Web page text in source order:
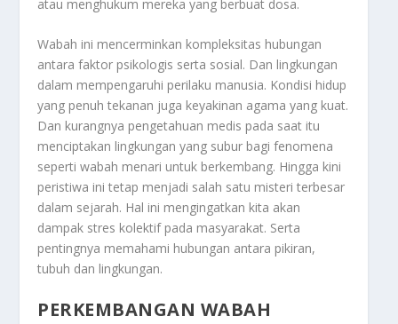
atau menghukum mereka yang berbuat dosa.
Wabah ini mencerminkan kompleksitas hubungan
antara faktor psikologis serta sosial. Dan lingkungan
dalam mempengaruhi perilaku manusia. Kondisi hidup
yang penuh tekanan juga keyakinan agama yang kuat.
Dan kurangnya pengetahuan medis pada saat itu
menciptakan lingkungan yang subur bagi fenomena
seperti wabah menari untuk berkembang. Hingga kini
peristiwa ini tetap menjadi salah satu misteri terbesar
dalam sejarah. Hal ini mengingatkan kita akan
dampak stres kolektif pada masyarakat. Serta
pentingnya memahami hubungan antara pikiran,
tubuh dan lingkungan.
PERKEMBANGAN WABAH